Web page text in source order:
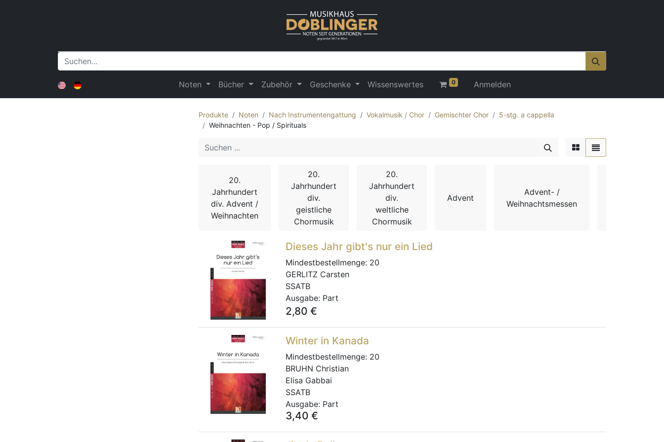
Noten Bücher Zubehör Geschenke Wissenswertes 0 Anmelden
Produkte Noten Nach Instrumentengattung Vokalmusik / Chor Gemischter Chor
5-stg. a cappella
Weihnachten - Pop / Spirituals
20.
Jahrhundert
div. Advent /
Weihnachten
20.
Jahrhundert
div.
geistliche
Chormusik
20.
Jahrhundert
div.
weltliche
Chormusik
Advent
Advent- /
Weihnachtsmessen
Dieses Jahr gibt's nur ein Lied
Mindestbestellmenge: 20
GERLITZ Carsten
SSATB
Ausgabe: Part
2,80 €
Winter in Kanada
Mindestbestellmenge: 20
BRUHN Christian
Elisa Gabbai
SSATB
Ausgabe: Part
3,40 €